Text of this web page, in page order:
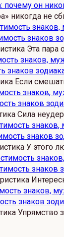
он
никогда не
знаков
Эта пара
знаков
Если
знаков
Сила
знаков
У этого
знаков
знаков
Упрямство